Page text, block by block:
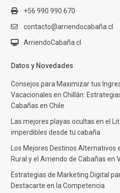
+56 990 990 670
contacto@arriendocabaña.cl
ArriendoCabaña.cl
Datos y Novedades
Consejos para Maximizar tus
Vacacionales en Chillán:
Cabañas en Chile
Las mejores playas ocultas en el
imperdibles desde tu cabaña
Los Mejores Destinos Alternativos
Rural y el Arriendo de Cabañas en
Estrategias de Marketing Digital
Destacarte en la Competencia